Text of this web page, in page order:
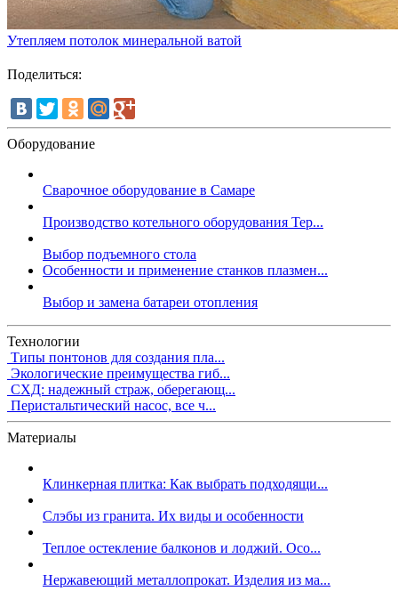
Утепляем потолок минеральной ватой
Поделиться:
Оборудование
Сварочное оборудование в Самаре
Производство котельного оборудования Тер...
Выбор подъемного стола
Особенности и применение станков плазмен...
Выбор и замена батареи отопления
Технологии
Типы понтонов для создания пла...
Экологические преимущества гиб...
СХД: надежный страж, оберегающ...
Перистальтический насос, все ч...
Материалы
Клинкерная плитка: Как выбрать подходящи...
Слэбы из гранита. Их виды и особенности
Теплое остекление балконов и лоджий. Осо...
Нержавеющий металлопрокат. Изделия из ма...